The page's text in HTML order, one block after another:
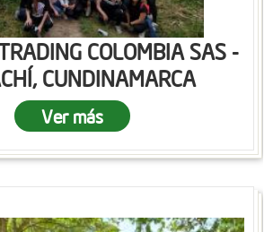
COLOMBIA SAS -
CUNDINAMARCA
Ver más